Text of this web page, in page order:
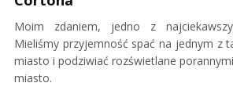
Moim zdaniem, jedno z
Mieliśmy przyjemność spać na jednym z
miasto i podziwiać rozświetlane
miasto.